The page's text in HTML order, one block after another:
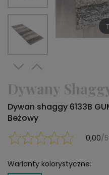
Dywany
Dywan shaggy 6133B
Beżowy
0,00/5
Warianty kolorystyczne: